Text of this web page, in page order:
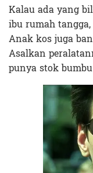
Kalau ada yang
ibu rumah
Anak kos juga
Asalkan
punya stok